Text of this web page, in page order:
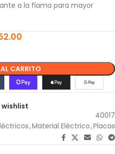
a la flama para mayor
CARRITO
40017
,Material Eléctrico,Placas